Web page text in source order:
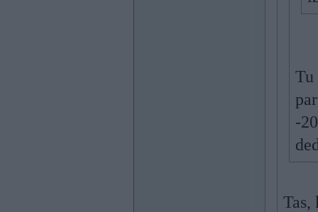
Tu
-
Tas,